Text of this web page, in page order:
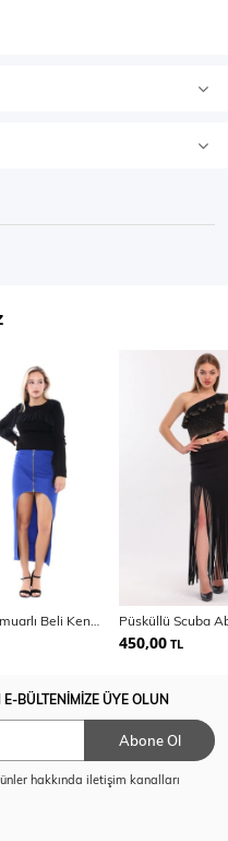
450,00 TL
BÜLTENİMİZE ÜYE OLUN
Abone Ol
hakkında iletişim kanalları